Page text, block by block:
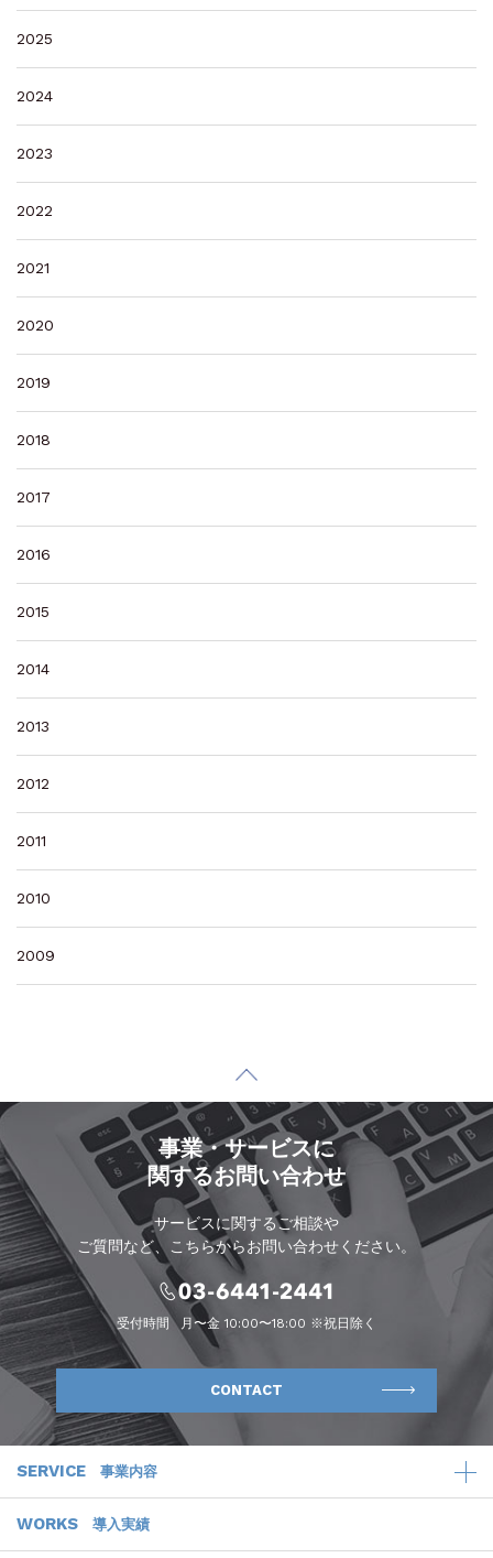
2025
2024
2023
2022
2021
2020
2019
2018
2017
2016
2015
2014
2013
2012
2011
2010
2009
事業・サービスに
関するお問い合わせ
サービスに関するご相談や
ご質問など、こちらからお問い合わせください。
受付時間 月〜金 10:00〜18:00 ※祝日除く
CONTACT
SERVICE 事業内容
WORKS 導入実績